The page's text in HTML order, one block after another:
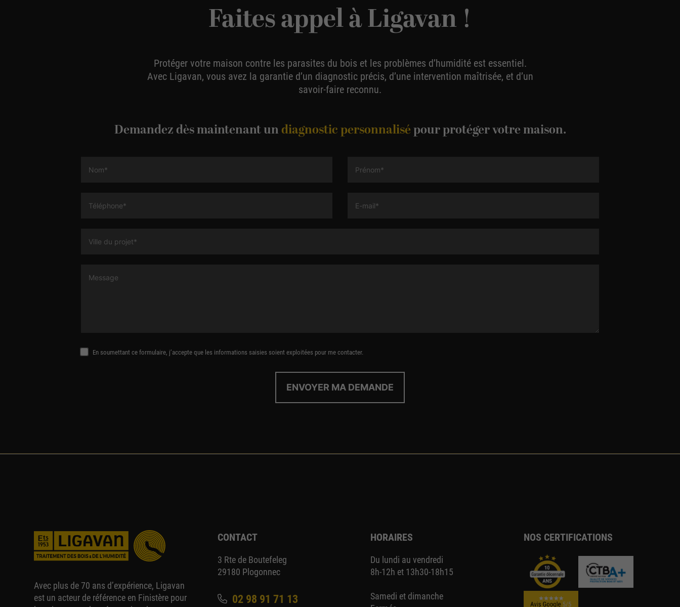
Faites appel à Ligavan !
Protéger votre maison contre les parasites du bois et les problèmes d’humidité est essentiel.
Avec Ligavan, vous avez la garantie d’un diagnostic précis, d’une intervention maîtrisée, et d’un
savoir-faire reconnu.
Demandez dès maintenant undiagnostic personnalisépour protéger votre maison.
En soumettant ce formulaire, j’accepte que les informations saisies soient exploitées pour me contacter.
Avec plus de 70 ans d’expérience, Ligavan
est un acteur de référence en Finistère pour
CONTACT
3 Rte de Boutefeleg
29180 Plogonnec
02 98 91 71 13
HORAIRES
Du lundi au vendredi
8h-12h et 13h30-18h15
Samedi et dimanche
NOS CERTIFICATIONS